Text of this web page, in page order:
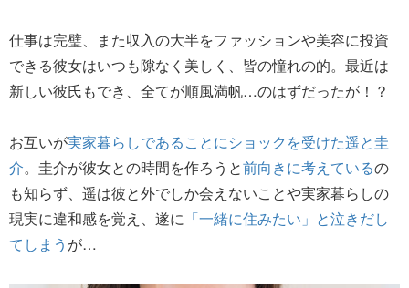
仕事は完璧、また収入の大半をファッションや美容に投資
できる彼女はいつも隙なく美しく、皆の憧れの的。最近は
新しい彼氏もでき、全てが順風満帆…のはずだったが！？
お互いが実家暮らしであることにショックを受けた遥と圭
介。圭介が彼女との時間を作ろうと前向きに考えているの
も知らず、遥は彼と外でしか会えないことや実家暮らしの
現実に違和感を覚え、遂に 「一緒に住みたい」と泣きだし
てしまう が…